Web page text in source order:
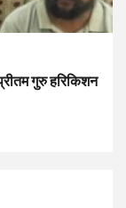
गुरु हरिकिशन